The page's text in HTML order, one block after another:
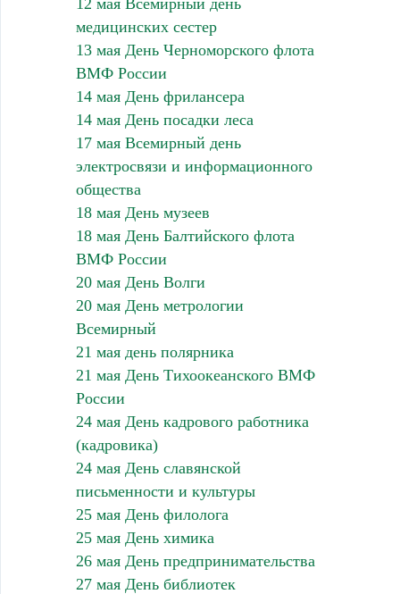
медицинских сестер
13 мая День Черноморского флота
ВМФ России
14 мая День фрилансера
14 мая День посадки леса
17 мая Всемирный день
электросвязи и информационного
общества
18 мая День музеев
18 мая День Балтийского флота
ВМФ России
20 мая День Волги
20 мая День метрологии
Всемирный
21 мая день полярника
21 мая День Тихоокеанского ВМФ
России
24 мая День кадрового работника
(кадровика)
24 мая День славянской
письменности и культуры
25 мая День филолога
25 мая День химика
26 мая День предпринимательства
27 мая День библиотек